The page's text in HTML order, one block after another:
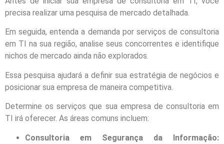
precisa realizar uma pesquisa de mercado detalhada.
Em seguida, entenda a demanda por serviços de consultoria
em TI na sua região, analise seus concorrentes e identifique
nichos de mercado ainda não explorados.
Essa pesquisa ajudará a definir sua estratégia de negócios e
posicionar sua empresa de maneira competitiva.
Determine os serviços que sua empresa de consultoria em
TI irá oferecer. As áreas comuns incluem:
Consultoria em Segurança da Informação: